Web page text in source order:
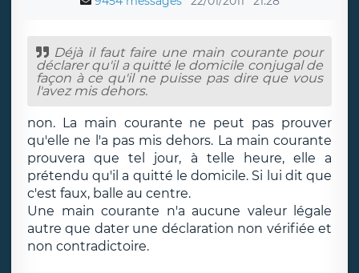
Déjà il faut faire une main courante pour
déclarer qu'il a quitté le domicile conjugal de
façon à ce qu'il ne puisse pas dire que vous
l'avez mis dehors.
non. La main courante ne peut pas prouver
qu'elle ne l'a pas mis dehors. La main courante
prouvera que tel jour, à telle heure, elle a
prétendu qu'il a quitté le domicile. Si lui dit que
c'est faux, balle au centre.
Une main courante n'a aucune valeur légale
autre que dater une déclaration non vérifiée et
non contradictoire.